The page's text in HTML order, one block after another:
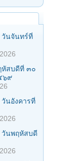
วันจันทร์ที่
หัสบดีที่ ๓๐
๖๙
นอังคารที่
วันพฤหัสบดี